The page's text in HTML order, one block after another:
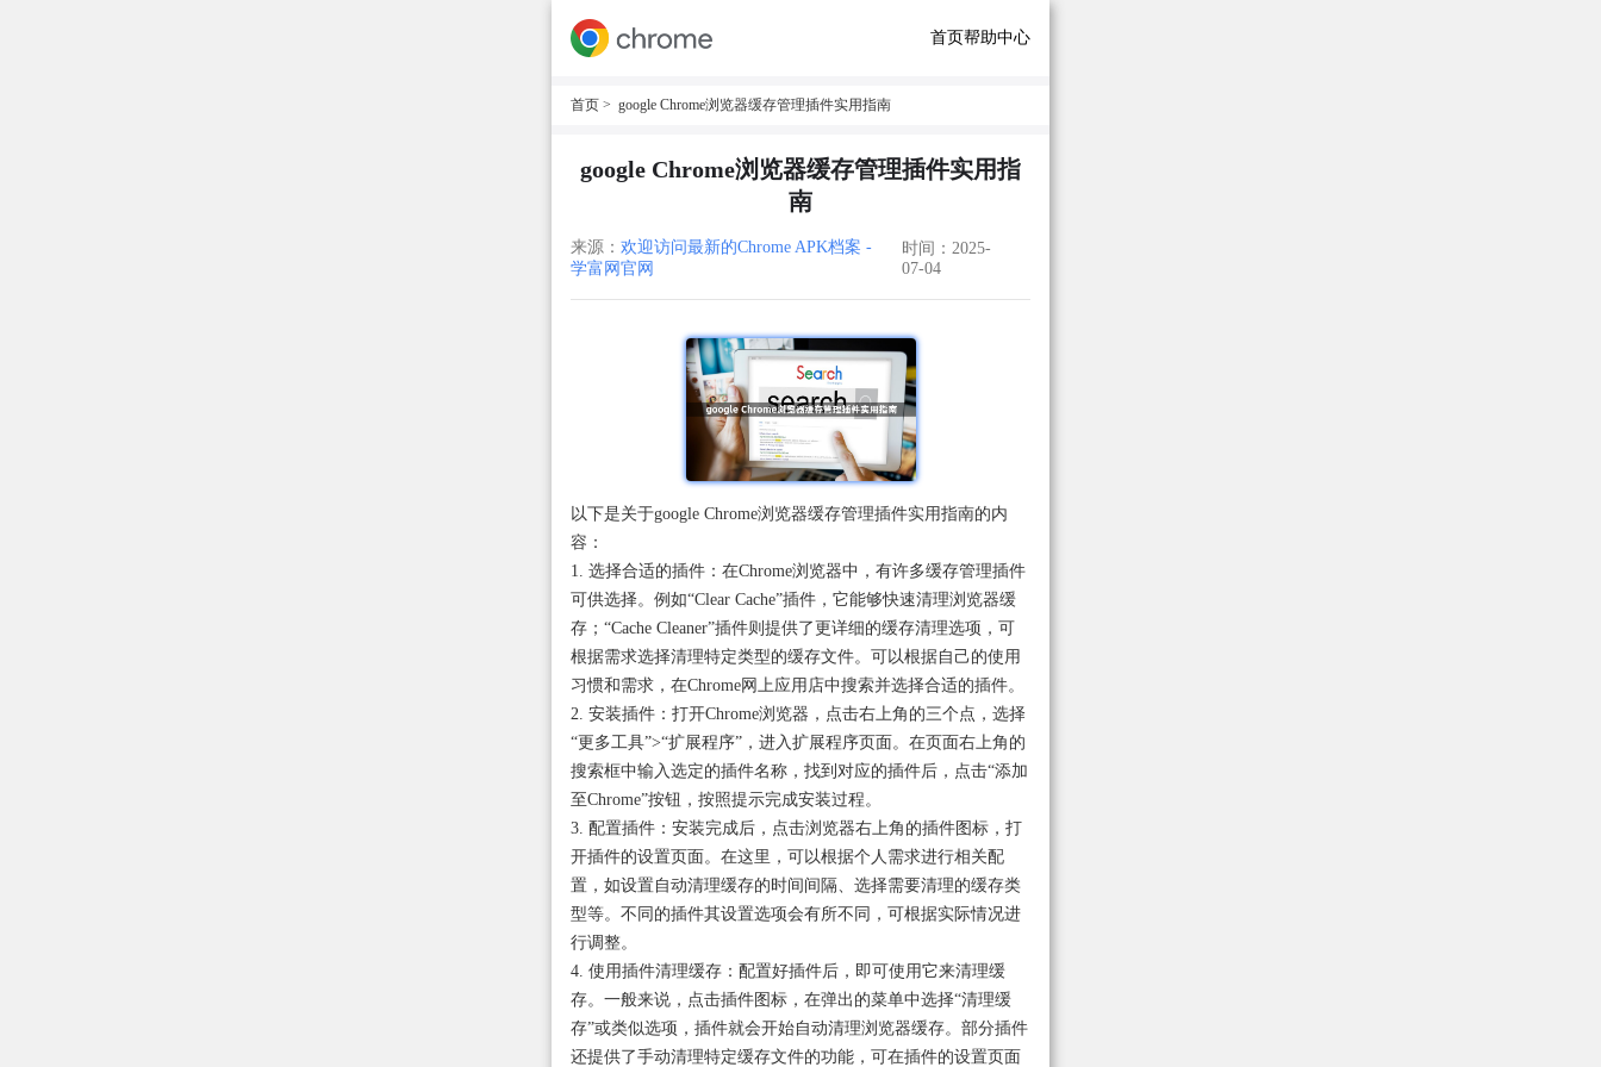
首页帮助中心
首页 > google Chrome浏览器缓存管理插件实用指南
google Chrome浏览器缓存管理插件实用指
南
来源： 欢迎访问最新的Chrome APK档案 -
学富网官网
时间：2025-
07-04
以下是关于google Chrome浏览器缓存管理插件实用指南的内
容：
1. 选择合适的插件：在Chrome浏览器中，有许多缓存管理插件
可供选择。例如“Clear Cache”插件，它能够快速清理浏览器缓
存；“Cache Cleaner”插件则提供了更详细的缓存清理选项，可
根据需求选择清理特定类型的缓存文件。可以根据自己的使用
习惯和需求，在Chrome网上应用店中搜索并选择合适的插件。
2. 安装插件：打开Chrome浏览器，点击右上角的三个点，选择
“更多工具”>“扩展程序”，进入扩展程序页面。在页面右上角的
搜索框中输入选定的插件名称，找到对应的插件后，点击“添加
至Chrome”按钮，按照提示完成安装过程。
3. 配置插件：安装完成后，点击浏览器右上角的插件图标，打
开插件的设置页面。在这里，可以根据个人需求进行相关配
置，如设置自动清理缓存的时间间隔、选择需要清理的缓存类
型等。不同的插件其设置选项会有所不同，可根据实际情况进
行调整。
4. 使用插件清理缓存：配置好插件后，即可使用它来清理缓
存。一般来说，点击插件图标，在弹出的菜单中选择“清理缓
存”或类似选项，插件就会开始自动清理浏览器缓存。部分插件
还提供了手动清理特定缓存文件的功能，可在插件的设置页面